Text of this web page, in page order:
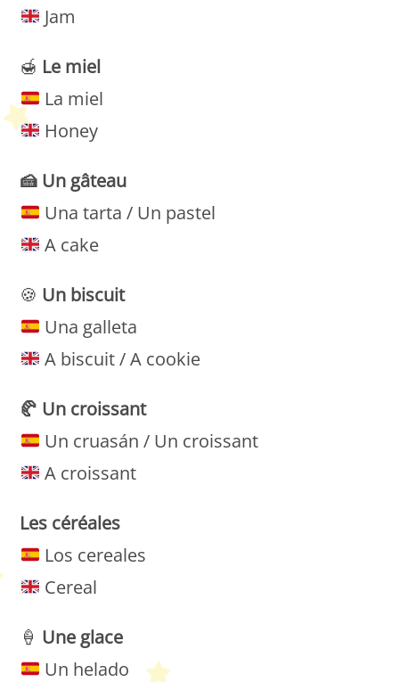
Jam
🍯 Le miel
La miel
Honey
🍰 Un gâteau
Una tarta / Un pastel
A cake
🍪 Un biscuit
Una galleta
A biscuit / A cookie
🥐 Un croissant
Un cruasán / Un croissant
A croissant
Les céréales
Los cereales
Cereal
🍦 Une glace
Un helado